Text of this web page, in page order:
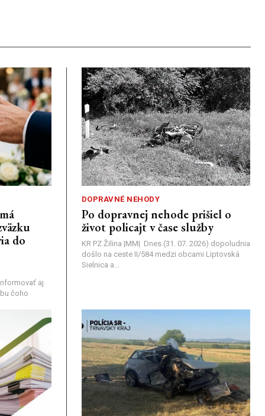
do
aj
čoho
DOPRAVNÉ NEHODY
Po dopravnej nehode prišiel o
život policajt v čase služby
KR PZ Žilina |MM| Dnes (31. 07. 2026) dopoludnia
došlo na ceste II/584 medzi obcami Liptovská
Sielnica a...